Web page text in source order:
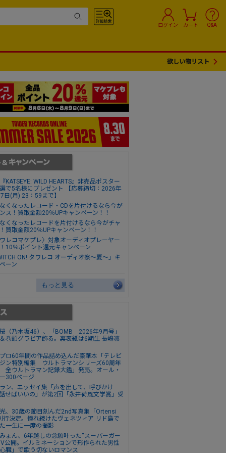
ログイン カート Q&A
欲しい物リスト
KATSEYE: WILD HEARTS』非売品ポスター
で5名様にプレゼント 【応募締切：2026年
日(月) 23：59まで】
くなったレコード・CDを片付けるなら今が
ス！買取金額20％UPキャンペーン！！
くなったレコードを片付けるなら今がチャ
買取金額20％UPキャンペーン！！
ワレコマケプレ〉対象オーディオプレーヤー
10％ポイント還元キャンペーン
ON! タワレコ オーディオ祭～夏～」キ
ーン
もっと見る
（乃木坂46）、「BOMB 2026年9月号」
巻頭グラビア飾る。裏表紙は6期生 長嶋凛
ロ60年間の作品詰め込んだ豪華本「テレビ
ン特別編集 ウルトラマンシリーズ60周年
全ウルトラマン記録大鑑」発売。オール・
300ページ
ン、エッセイ集「声を出して、呼びかけ
せばいいの」が第2回「永井荷風文学賞」受
、30歳の節目刻んだ2nd写真集「Ortensi
行決定。憧れ続けたヴェネツィア リド島で
一生に一度の撮影
ょん、6年越しの念願叶った“スーパーガー
公開。イルミネーションで形作られた男性
臓」で歌う切ないロマンス